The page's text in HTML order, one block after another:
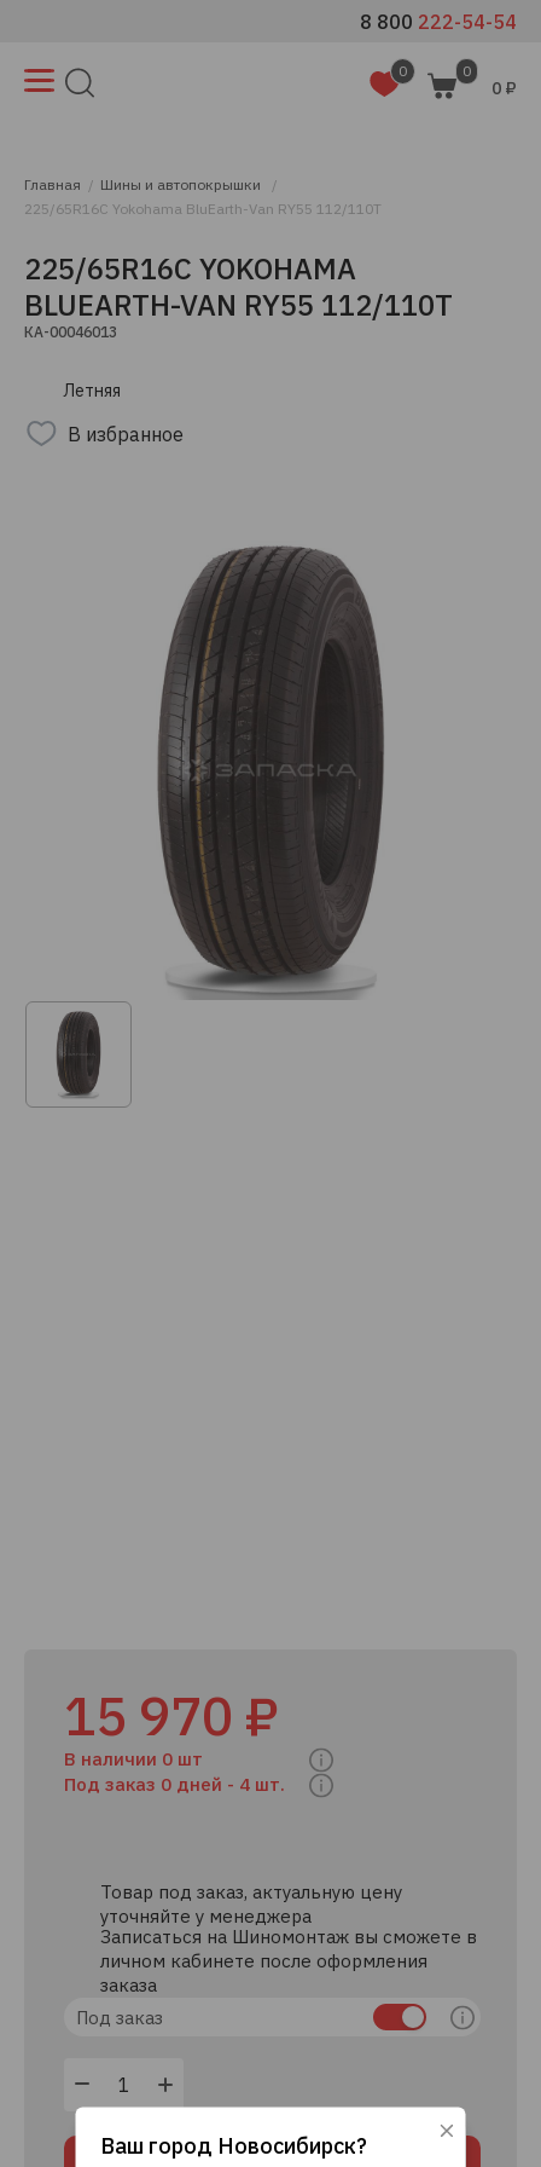
8 800 222-54-54
0 0
0 ₽
Главная
Шины и автопокрышки
225/65R16C Yokohama BluEarth-Van RY55 112/110T
225/65R16C YOKOHAMA
BLUEARTH-VAN RY55 112/110T
КА-00046013
Летняя
В избранное
15 970 ₽
В наличии 0 шт
Под заказ 0 дней - 4 шт.
Товар под заказ, актуальную цену
уточняйте у менеджера
Записаться на Шиномонтаж вы сможете в
личном кабинете после оформления
заказа
Под заказ
В корзину
Ваш город Новосибирск?
Используя данный сайт, вы даете согласие